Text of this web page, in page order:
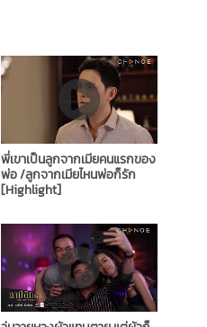
พี่เขาเป็นลูกจากเมียคนแรกของ
พ่อ /ลูกจากเมียไหนพ่อก็รัก
[Highlight]